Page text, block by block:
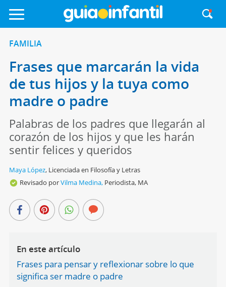
FAMILIA
Frases que marcarán la vida
de tus hijos y la tuya como
madre o padre
Palabras de los padres que llegarán al
corazón de los hijos y que les harán
sentir felices y queridos
Maya López, Licenciada en Filosofía y Letras
Revisado porVilma Medina, Periodista, MA
En este artículo
Frases para pensar y reflexionar sobre lo que
significa ser madre o padre